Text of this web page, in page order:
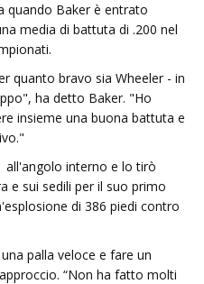
quando Baker è entrato
media di battuta di .200 nel
quanto bravo sia Wheeler - in
ha detto Baker. "Ho
insieme una buona battuta e
all'angolo interno e lo tirò
e sui sedili per il suo primo
di 386 piedi contro
palla veloce e fare un
“Non ha fatto molti